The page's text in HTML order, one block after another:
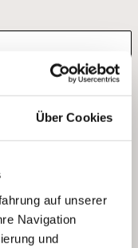
Über Cookies
auf unserer
Navigation
und